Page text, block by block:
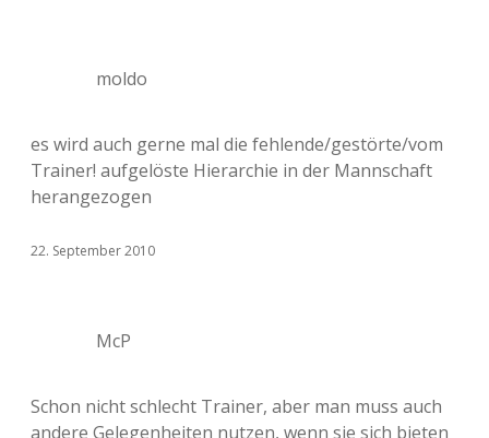
moldo
es wird auch gerne mal die fehlende/gestörte/vom
Trainer! aufgelöste Hierarchie in der Mannschaft
herangezogen
22. September 2010
McP
Schon nicht schlecht Trainer, aber man muss auch
andere Gelegenheiten nutzen, wenn sie sich bieten